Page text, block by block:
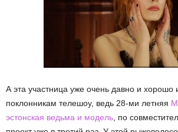
А эта участница уже очень давно и хорошо
поклонникам телешоу, ведь 28-ми летняя
эстонская ведьма и модель , по